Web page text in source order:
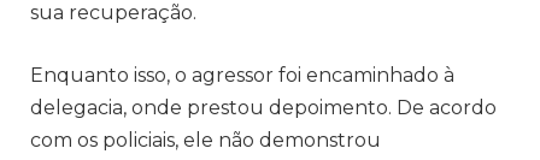
sua recuperação.
Enquanto isso, o agressor foi encaminhado à
delegacia, onde prestou depoimento. De acordo
com os policiais, ele não demonstrou